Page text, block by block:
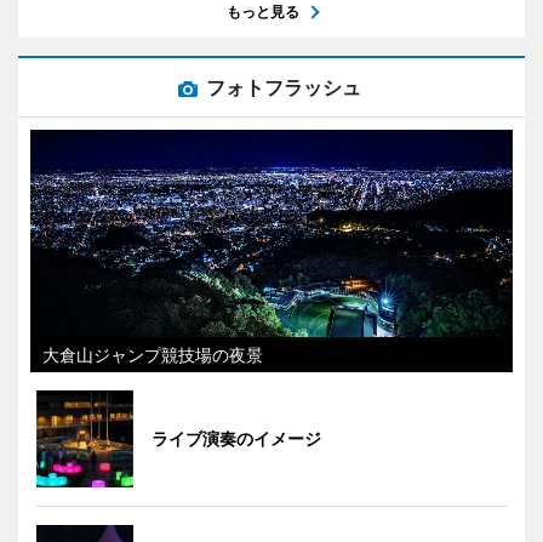
もっと見る
フォトフラッシュ
大倉山ジャンプ競技場の夜景
ライブ演奏のイメージ